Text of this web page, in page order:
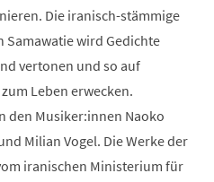
Die iranisch-stämmige
Samawatie wird Gedichte
vertonen und so auf
Leben erwecken.
den Musiker:innen Naoko
Milian Vogel. Die Werke der
iranischen Ministerium für